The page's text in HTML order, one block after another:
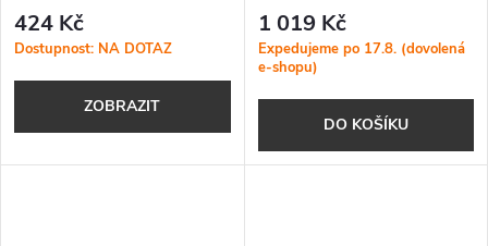
424 Kč
Dostupnost: NA DOTAZ
ZOBRAZIT
1 019 Kč
Expedujeme po 17.8. (dovolená
e-shopu)
DO KOŠÍKU